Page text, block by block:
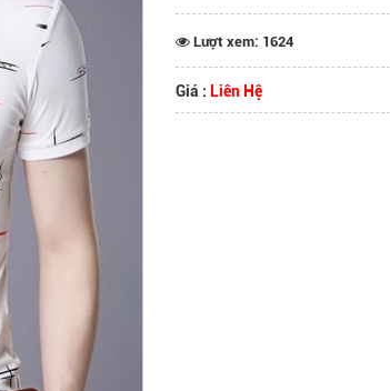
Lượt xem: 1624
Giá : Liên Hệ